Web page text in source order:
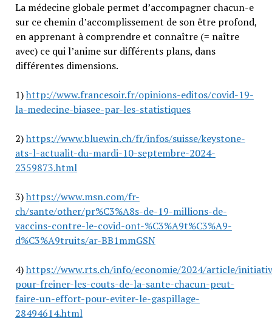
La médecine globale permet d’accompagner chacun-e
sur ce chemin d’accomplissement de son être profond,
en apprenant à comprendre et connaître (= naître
avec) ce qui l’anime sur différents plans, dans
différentes dimensions.
1)http://www.francesoir.fr/opinions-editos/covid-19-
la-medecine-biasee-par-les-statistiques
2)https://www.bluewin.ch/fr/infos/suisse/keystone-
ats-l-actualit-du-mardi-10-septembre-2024-
2359873.html
3)https://www.msn.com/fr-
ch/sante/other/pr%C3%A8s-de-19-millions-de-
vaccins-contre-le-covid-ont-%C3%A9t%C3%A9-
d%C3%A9truits/ar-BB1mmGSN
4)https://www.rts.ch/info/economie/2024/article/
pour-freiner-les-couts-de-la-sante-chacun-peut-
faire-un-effort-pour-eviter-le-gaspillage-
28494614.html